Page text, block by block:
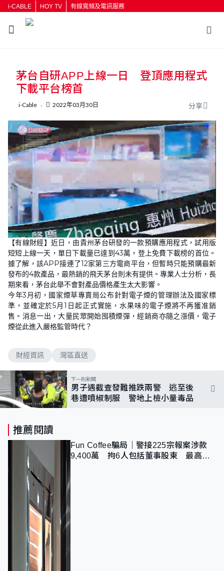
i-CABLE HOY TV 有線寬頻及電訊服務
按輸入鍵開始搜尋
茅台自研APP上線一日 登頂應用程式
下載平台榜首
i-Cable 2022年03月30日 分享
U
n
m
u
t
e
L
o
a
d
e
d
:
1
6
.
0
3
%
【有線財經】近日，由貴州茅台研發的一款預購應用程式，試用版
短短上線一天，單日下載量已達到43萬，登上免費下載榜的首位。
據了解，該APP接連了12家第三方電商平台，但暫時只能預購最新
發布的4款產品，最熱銷的飛天茅台則未有提供。專業人士分析，長
期來看，茅台此舉不會對產品價格產生太大影響。
今年3月初，國家煙草專賣局公布針對電子煙的管理辦法及國家標
準，並確定於5月1日起正式實施，水果味的電子煙將不再獲准銷
售。消息一出，大量民眾開始囤積煙彈，經銷商亦隨之漲價，電子
煙從此進入嚴格監管時代？
財經資訊 灣區直送
下一則新聞
男子遇截查發難推跌兩警 逃至後
巷遭噴椒制服 警地上檢小量毒品
推薦閱讀
Fun Coffee騙局｜警接225宗報案涉款
9,400萬 拘6人包括董事股東 最高金